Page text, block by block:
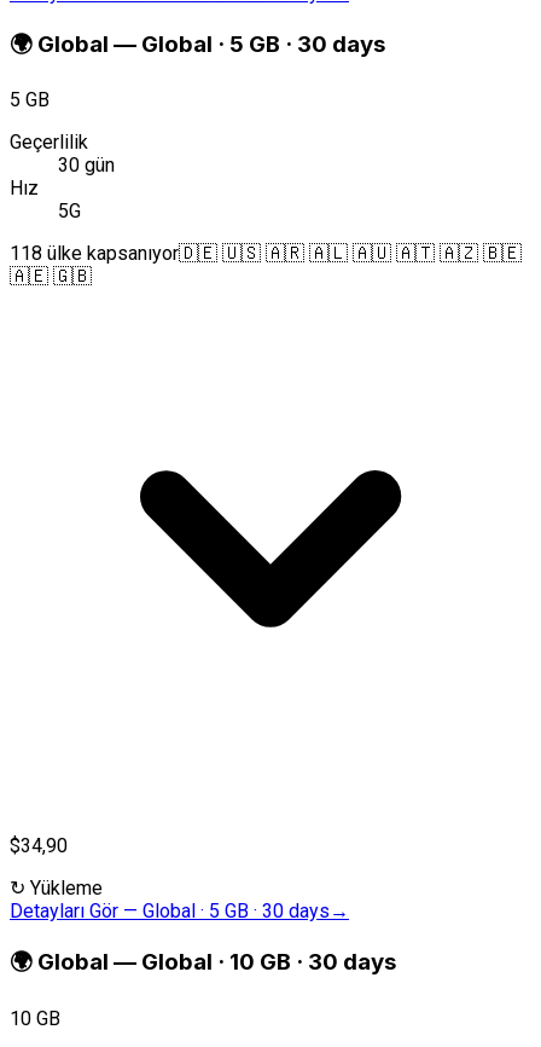
🌍 Global — Global · 5 GB · 30 days
5 GB
Geçerlilik
30 gün
Hız
5G
118 ülke kapsanıyor🇩🇪 🇺🇸 🇦🇷 🇦🇱 🇦🇺 🇦🇹 🇦🇿 🇧🇪
🇦🇪 🇬🇧
$34,90
↻ Yükleme
Detayları Gör — Global · 5 GB · 30 days →
🌍 Global — Global · 10 GB · 30 days
10 GB